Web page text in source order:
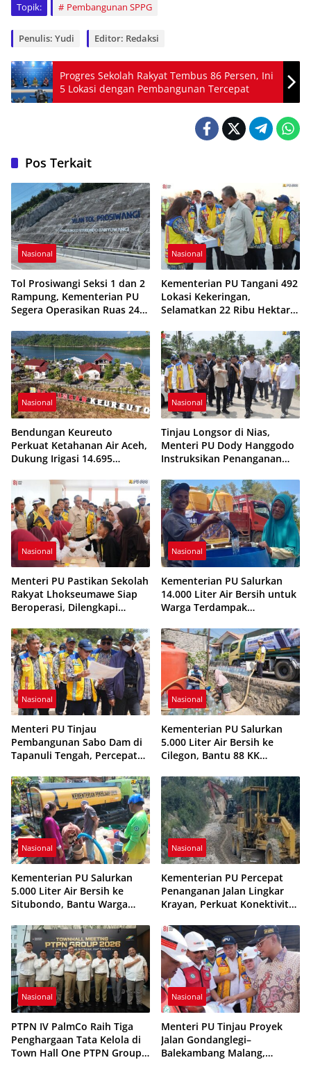
Topik: Pembangunan SPPG
Penulis: Yudi Editor: Redaksi
Progres Sekolah Rakyat Tembus 86 Persen, Ini
5 Lokasi dengan Pembangunan Tercepat
Pos Terkait
Nasional
Tol Prosiwangi Seksi 1 dan 2
Rampung, Kementerian PU
Segera Operasikan Ruas 24
Nasional
Kementerian PU Tangani 492
Lokasi Kekeringan,
Selamatkan 22 Ribu Hektare
Nasional
Bendungan Keureuto
Perkuat Ketahanan Air Aceh,
Dukung Irigasi 14.695
Kemarau
Nasional
Tinjau Longsor di Nias,
Menteri PU Dody Hanggodo
Instruksikan Penanganan
Kerusakan Tak Berulang
Nasional
Menteri PU Pastikan Sekolah
Rakyat Lhokseumawe Siap
Beroperasi, Dilengkapi
Nasional
Kementerian PU Salurkan
14.000 Liter Air Bersih untuk
Warga Terdampak
Timur
Nasional
Menteri PU Tinjau
Pembangunan Sabo Dam di
Tapanuli Tengah, Percepat
Sungai Aek Sigala-gala
Nasional
Kementerian PU Salurkan
5.000 Liter Air Bersih ke
Cilegon, Bantu 88 KK
Nasional
Kementerian PU Salurkan
5.000 Liter Air Bersih ke
Situbondo, Bantu Warga
Nasional
Kementerian PU Percepat
Penanganan Jalan Lingkar
Krayan, Perkuat Konektivitas
Kalimantan Utara
Nasional
PTPN IV PalmCo Raih Tiga
Penghargaan Tata Kelola di
Town Hall One PTPN Group
Nasional
Menteri PU Tinjau Proyek
Jalan Gondanglegi–
Balekambang Malang,